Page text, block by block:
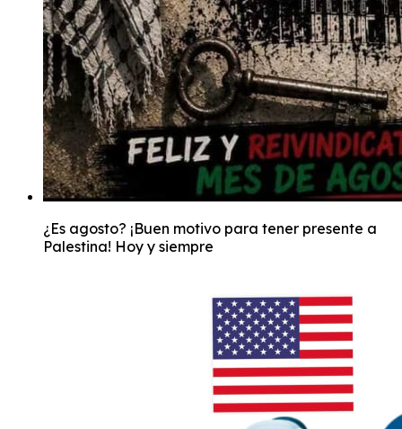
¿Es agosto? ¡Buen motivo para tener presente a
Palestina! Hoy y siempre